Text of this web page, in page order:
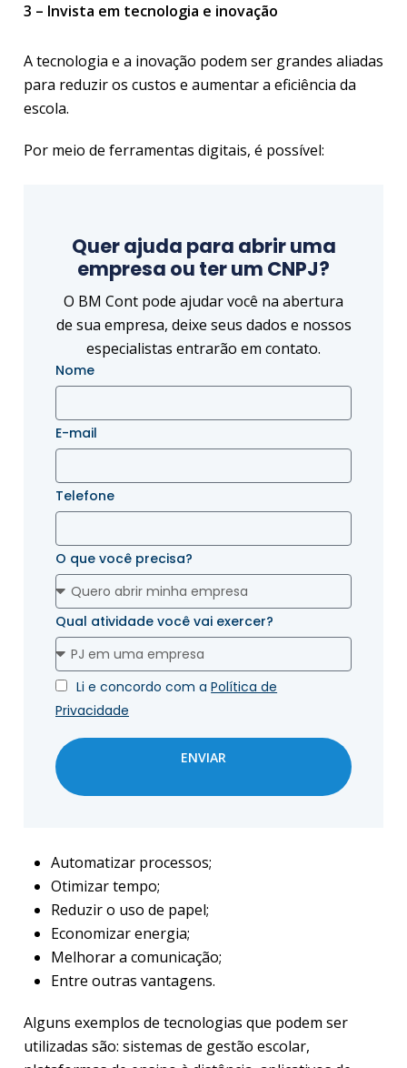
3 – Invista em tecnologia e inovação
A tecnologia e a inovação podem ser grandes aliadas
para reduzir os custos e aumentar a eficiência da
escola.
Por meio de ferramentas digitais, é possível:
Quer ajuda para abrir uma
empresa ou ter um CNPJ?
O BM Cont pode ajudar você na abertura
de sua empresa, deixe seus dados e nossos
especialistas entrarão em contato.
Nome
E-mail
Telefone
O que você precisa?
Qual atividade você vai exercer?
Li e concordo com aPolítica de
Privacidade
ENVIAR
Automatizar processos;
Otimizar tempo;
Reduzir o uso de papel;
Economizar energia;
Melhorar a comunicação;
Entre outras vantagens.
Alguns exemplos de tecnologias que podem ser
utilizadas são: sistemas de gestão escolar,